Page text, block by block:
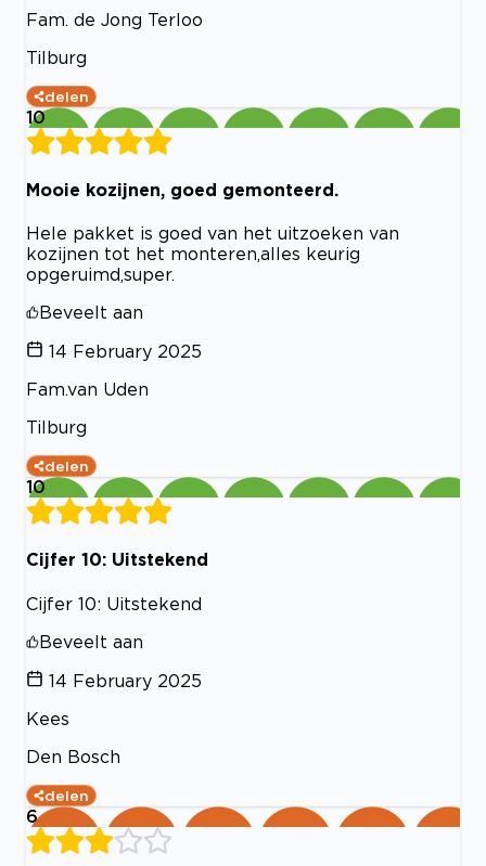
Fam. de Jong Terloo
Tilburg
delen
10
Mooie kozijnen, goed gemonteerd.
Hele pakket is goed van het uitzoeken van
kozijnen tot het monteren,alles keurig
opgeruimd,super.
Beveelt aan
14 February 2025
Fam.van Uden
Tilburg
delen
10
Cijfer 10: Uitstekend
Cijfer 10: Uitstekend
Beveelt aan
14 February 2025
Kees
Den Bosch
delen
6